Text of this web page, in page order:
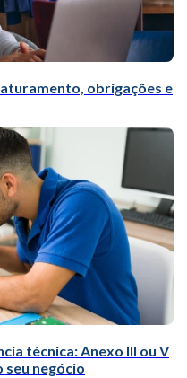
obrigações e
técnica: Anexo III ou V
seu negócio